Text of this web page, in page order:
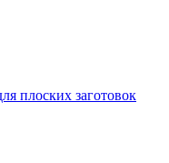
плоских заготовок